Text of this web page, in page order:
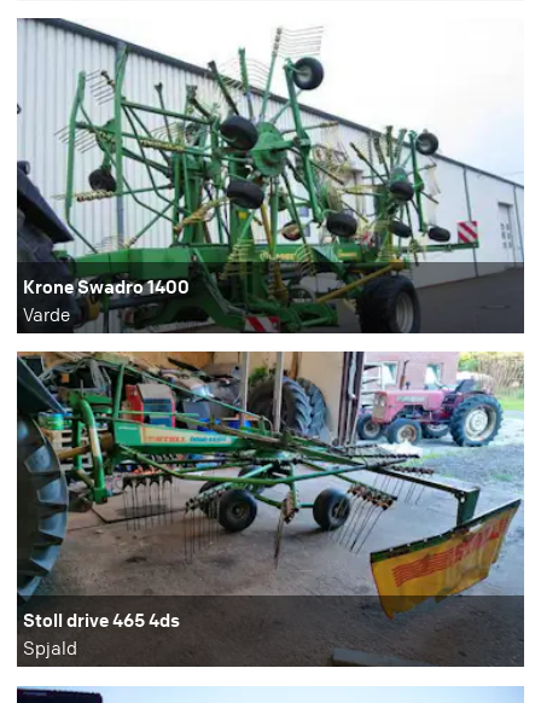
Krone Swadro 1400
Varde
Stoll drive 465 4ds
Spjald